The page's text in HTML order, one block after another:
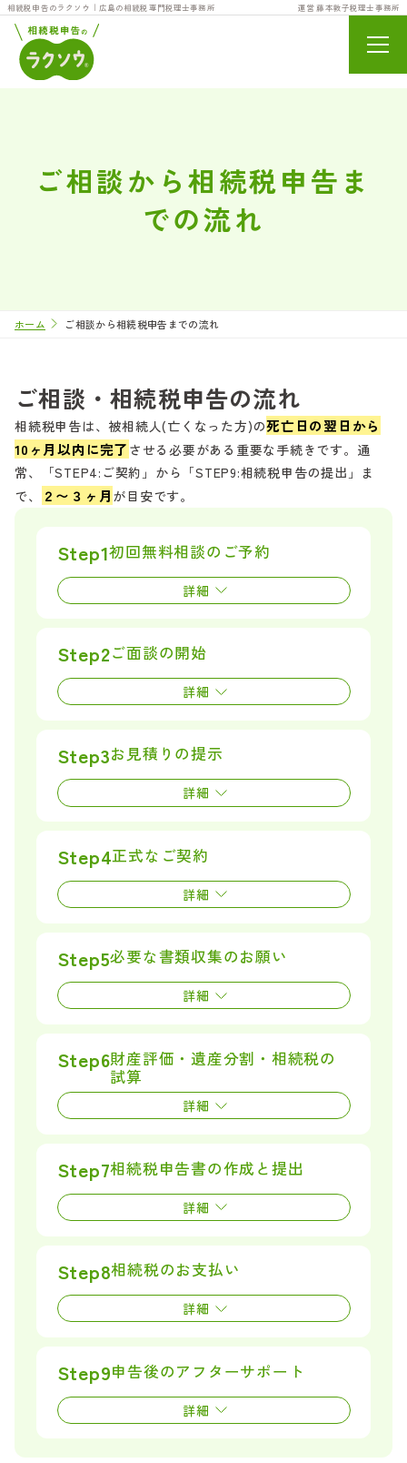
相続税申告のラクソウ｜広島の相続税専門税理士事務所 運営 藤本敦子税理士事務所
ホーム
29.8万円の申告
よくあるご質問
申告までの流れ
お気軽にご相談ください
082-218-5977 LINEで
無料 相談
ご相談から相続税申告ま
での流れ
ホーム ご相談から相続税申告までの流れ
ご相談・相続税申告の流れ
相続税申告は、被相続人(亡くなった方)の死亡日の翌日から
10ヶ月以内に完了 させる必要がある重要な手続きです。通
常、「STEP4:ご契約」から「STEP9:相続税申告の提出」ま
で、
２〜３ヶ月 が目安です。
Step1初回無料相談の ご予約
詳細
Step2ご面談の開始
詳細
Step3お見積りの提示
詳細
Step4正式な ご契約
詳細
Step5必要な書類収集のお願い
詳細
Step6財産評価・遺産分割・相続税の
試算
詳細
Step7相続税申告書の作成と提出
詳細
Step8相続税のお支払い
詳細
Step9申告後のアフターサポート
詳細